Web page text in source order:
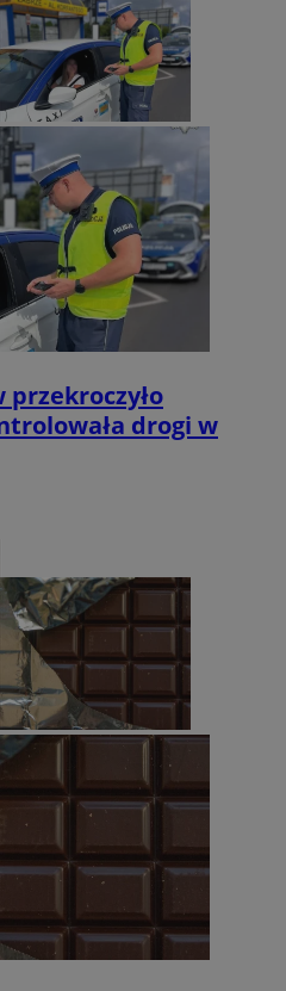
przekroczyło
drogi w